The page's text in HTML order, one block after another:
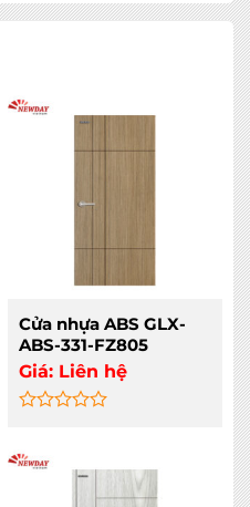
Cửa nhựa ABS GLX-
ABS-331-FZ805
Giá: Liên hệ
out